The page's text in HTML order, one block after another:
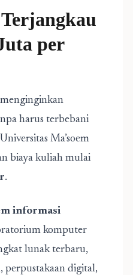
per
harus terbebani
Ma’soem
biaya kuliah mulai
.
informasi
komputer
lunak terbaru,
perpustakaan digital,